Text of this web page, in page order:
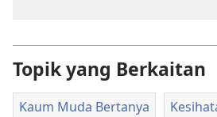
Topik yang Berkaitan
Kaum Muda Bertanya